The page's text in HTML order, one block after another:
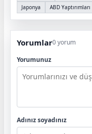
Japonya
ABD Yaptırımları
Yorumlar0 yorum
Yorumunuz
Adınız soyadınız